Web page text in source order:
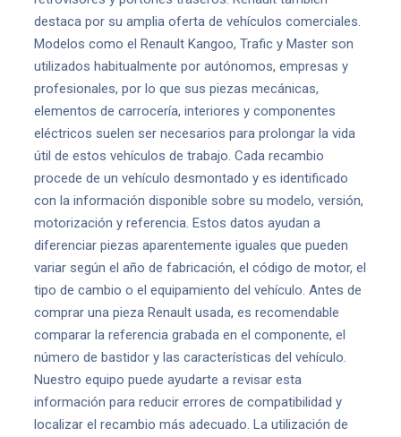
destaca por su amplia oferta de vehículos comerciales.
Modelos como el Renault Kangoo, Trafic y Master son
utilizados habitualmente por autónomos, empresas y
profesionales, por lo que sus piezas mecánicas,
elementos de carrocería, interiores y componentes
eléctricos suelen ser necesarios para prolongar la vida
útil de estos vehículos de trabajo. Cada recambio
procede de un vehículo desmontado y es identificado
con la información disponible sobre su modelo, versión,
motorización y referencia. Estos datos ayudan a
diferenciar piezas aparentemente iguales que pueden
variar según el año de fabricación, el código de motor, el
tipo de cambio o el equipamiento del vehículo. Antes de
comprar una pieza Renault usada, es recomendable
comparar la referencia grabada en el componente, el
número de bastidor y las características del vehículo.
Nuestro equipo puede ayudarte a revisar esta
información para reducir errores de compatibilidad y
localizar el recambio más adecuado. La utilización de